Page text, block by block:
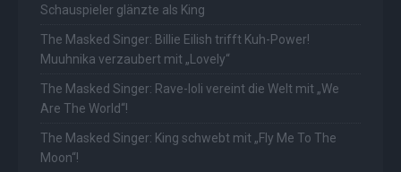
Schauspieler glänzte als King
The Masked Singer: Billie Eilish trifft Kuh-Power!
Muuhnika verzaubert mit „Lovely“
The Masked Singer: Rave-Ioli vereint die Welt mit „We
Are The World“!
The Masked Singer: King schwebt mit „Fly Me To The
Moon“!